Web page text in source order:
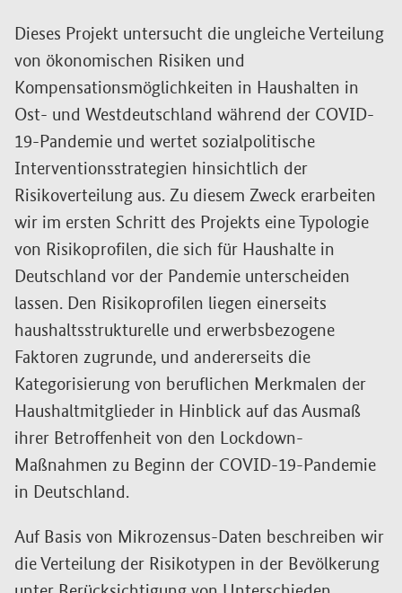
Dieses Projekt untersucht die ungleiche Verteilung
von ökonomischen Risiken und
Kompensationsmöglichkeiten in Haushalten in
Ost- und Westdeutschland während der COVID-
19-Pandemie und wertet sozialpolitische
Interventionsstrategien hinsichtlich der
Risikoverteilung aus. Zu diesem Zweck erarbeiten
wir im ersten Schritt des Projekts eine Typologie
von Risikoprofilen, die sich für Haushalte in
Deutschland vor der Pandemie unterscheiden
lassen. Den Risikoprofilen liegen einerseits
haushaltsstrukturelle und erwerbsbezogene
Faktoren zugrunde, und andererseits die
Kategorisierung von beruflichen Merkmalen der
Haushaltmitglieder in Hinblick auf das Ausmaß
ihrer Betroffenheit von den Lockdown-
Maßnahmen zu Beginn der COVID-19-Pandemie
in Deutschland.
Auf Basis von Mikrozensus-Daten beschreiben wir
die Verteilung der Risikotypen in der Bevölkerung